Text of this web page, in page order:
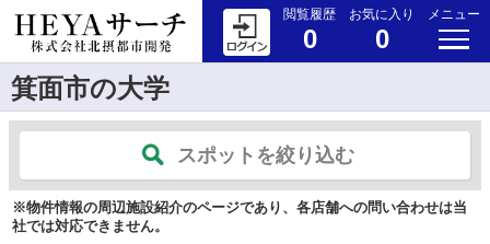
閲覧履歴
0
お気に入り
0
メニュー
箕面市の大学
スポットを絞り込む
※物件情報の周辺施設紹介のページであり、各店舗への問い合わせは当
社では対応できません。